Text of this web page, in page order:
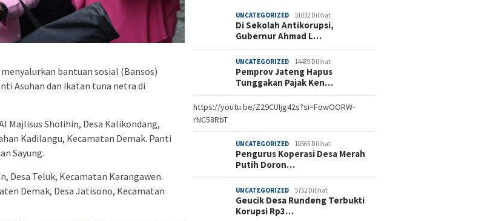
bantuan sosial (Bansos)
Asuhan dan ikatan tuna netra di
Majlisus Sholihin, Desa Kalikondang,
Kadilangu, Kecamatan Demak. Panti
Sayung.
Desa Teluk, Kecamatan Karangawen.
Demak, Desa Jatisono, Kecamatan
UNCATEGORIZED 51032 Dilihat
Di Sekolah Antikorupsi,
Gubernur Ahmad L…
UNCATEGORIZED 14489 Dilihat
Pemprov Jateng Hapus
Tunggakan Pajak Ken…
https://youtu.be/Z29CUIjg42s?si=FowOORW-
rNC58RbT
UNCATEGORIZED 10565 Dilihat
Pengurus Koperasi Desa Merah
Putih Doron…
UNCATEGORIZED 5752 Dilihat
Geucik Desa Rundeng Terbukti
Korupsi Rp3…